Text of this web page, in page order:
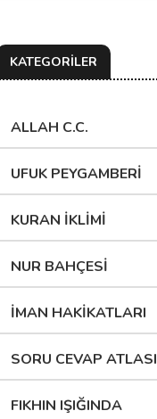
KATEGORİLER
ALLAH C.C.
UFUK PEYGAMBERİ
KURAN İKLİMİ
NUR BAHÇESİ
İMAN HAKİKATLARI
SORU CEVAP ATLASI
FIKHIN IŞIĞINDA